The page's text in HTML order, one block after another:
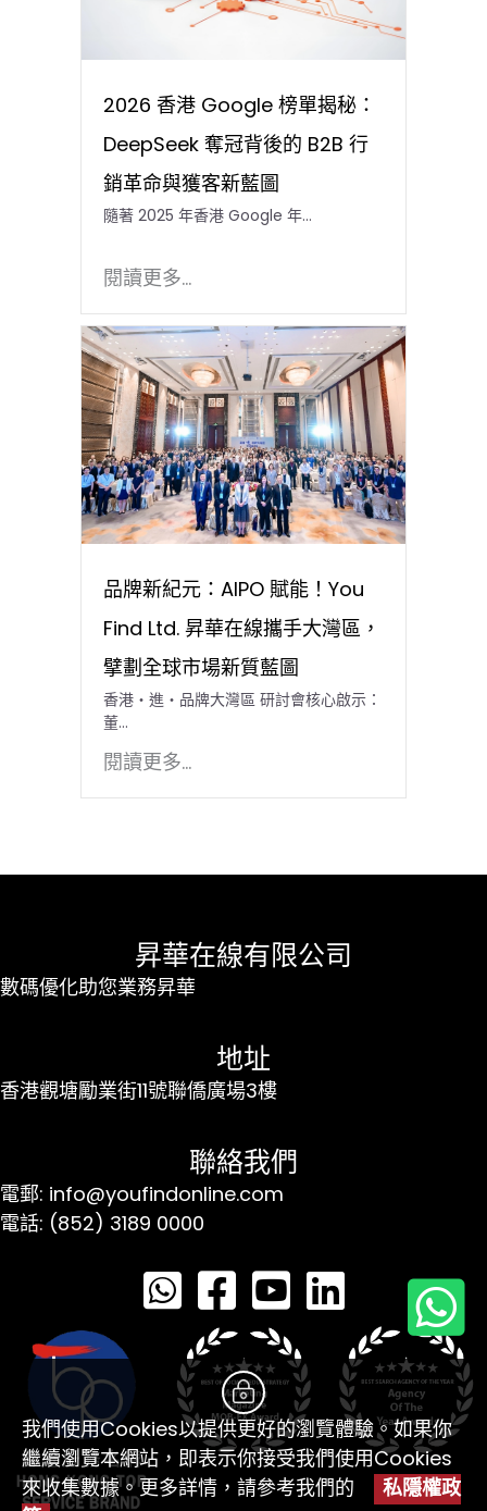
2026 香港 Google 榜單揭秘：
DeepSeek 奪冠背後的 B2B 行
銷革命與獲客新藍圖
隨著 2025 年香港 Google 年…
閱讀更多...
品牌新紀元：AIPO 賦能！You
Find Ltd. 昇華在線攜手大灣區，
擘劃全球市場新質藍圖
香港・進・品牌大灣區 研討會核心啟示：
董…
閱讀更多...
昇華在線有限公司
數碼優化助您業務昇華
地址
香港觀塘勵業街11號聯僑廣場3樓
聯絡我們
電郵: info@youfindonline.com
電話: (852) 3189 0000
我們使用Cookies以提供更好的瀏覽體驗。如果你
繼續瀏覽本網站，即表示你接受我們使用Cookies
來收集數據。更多詳情，請參考我們的
私隱權政